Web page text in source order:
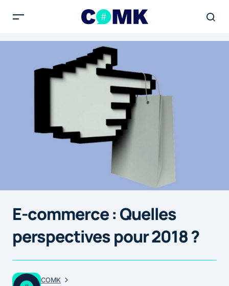
E-commerce : Quelles
perspectives pour 2018 ?
COMK